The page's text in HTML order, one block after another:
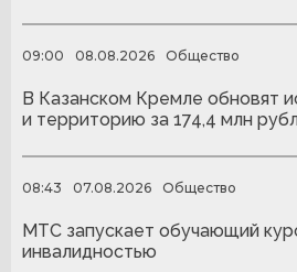
09:00 08.08.2026 Общество
В Казанском Кремле обновят
и территорию за 174,4 млн
08:43 07.08.2026 Общество
МТС запускает обучающий
инвалидностью